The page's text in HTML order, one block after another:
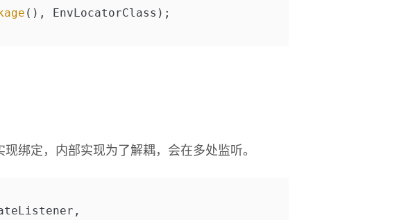
(), EnvLocatorClass);
现绑定，内部实现为了解耦，会在多处监听。